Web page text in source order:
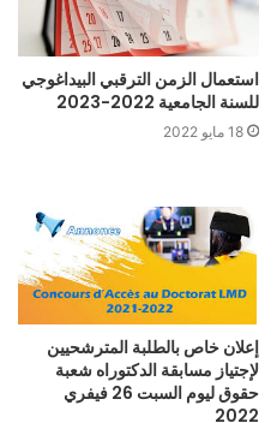
استعمال الزمن الترقبي البيداغوجي
للسنة الجامعية 2022-2023
18 مايو 2022
إعلان خاص بالطلبة المترشحيين
لإجتياز مسابقة الدكتوراه شعبة
حقوق ليوم السبت 26 فيفري
2022